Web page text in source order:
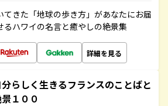
てきた「地球の歩き方」があなたにお届
るハワイの名言と癒やしの絶景集
詳細を見る
分らしく生きるフランスのことばと
１００